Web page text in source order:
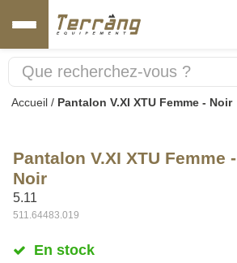
Accueil / Pantalon V.XI XTU Femme - Noir
Pantalon V.XI XTU Femme -
Noir
5.11
511.64483.019
En stock